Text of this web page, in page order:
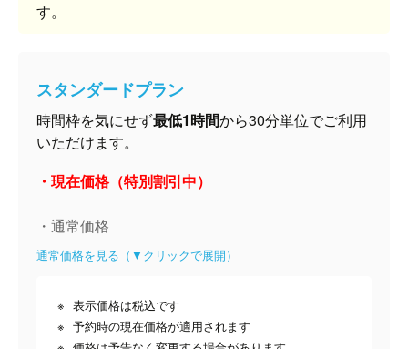
す。
スタンダードプラン
時間枠を気にせず最低1時間から30分単位でご利用
いただけます。
・現在価格（特別割引中）
・通常価格
通常価格を見る（▼クリックで展開）
表示価格は税込です
予約時の現在価格が適用されます